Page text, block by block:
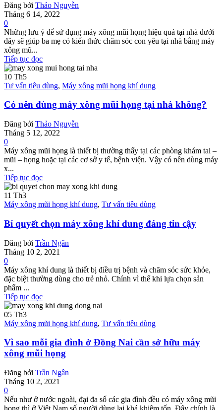
Đăng bởi Thảo Nguyễn
Tháng 6 14, 2022
0
Những lưu ý để sử dụng máy xông mũi họng hiệu quả tại nhà dưới
đây sẽ giúp ba mẹ có kiến thức chăm sóc con yêu tại nhà bằng máy
xông mũ...
Tiếp tục đọc
10 Th5
Tư vấn tiêu dùng, Máy xông mũi họng khí dung
Có nên dùng máy xông mũi họng tại nhà không?
Đăng bởi Thảo Nguyễn
Tháng 5 12, 2022
0
Máy xông mũi họng là thiết bị thường thấy tại các phòng khám tai –
mũi – họng hoặc tại các cơ sở y tế, bệnh viện. Vậy có nên dùng máy
x...
Tiếp tục đọc
11 Th3
Máy xông mũi họng khí dung, Tư vấn tiêu dùng
Bí quyết chọn máy xông khí dung đáng tin cậy
Đăng bởi Trần Ngân
Tháng 10 2, 2021
0
Máy xông khí dung là thiết bị điều trị bệnh và chăm sóc sức khỏe,
đặc biệt thường dùng cho trẻ nhỏ. Chính vì thế khi lựa chọn sản
phẩm ...
Tiếp tục đọc
05 Th3
Máy xông mũi họng khí dung, Tư vấn tiêu dùng
Vì sao mỗi gia đình ở Đồng Nai cần sở hữu máy
xông mũi họng
Đăng bởi Trần Ngân
Tháng 10 2, 2021
0
Nếu như ở nước ngoài, đại đa số các gia đình đều có máy xông mũi
họng thì ở Việt Nam số người dùng lại khá khiêm tốn. Đây chính là